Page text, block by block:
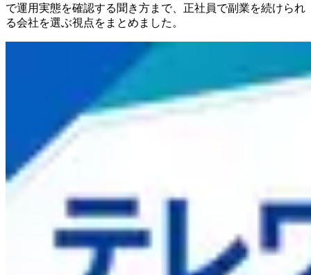
で運用実態を確認する聞き方まで、正社員で副業を続けられ
る会社を選ぶ視点をまとめました。